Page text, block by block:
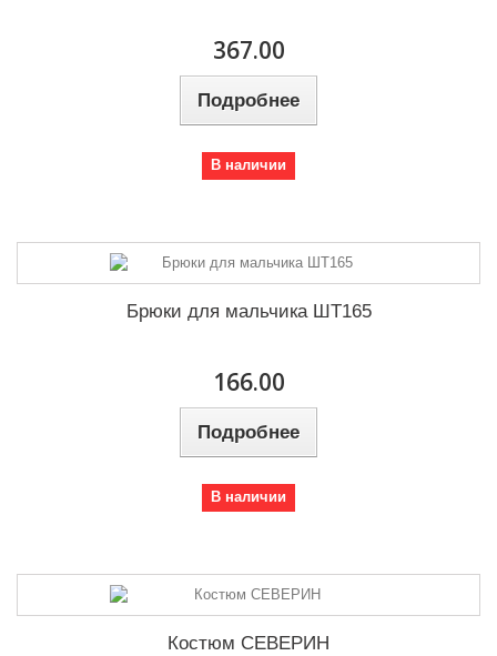
367.00
Подробнее
В наличии
Брюки для мальчика ШТ165
166.00
Подробнее
В наличии
Костюм СЕВЕРИН